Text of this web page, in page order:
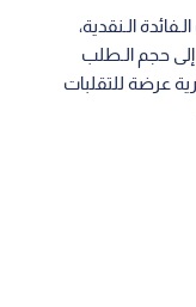
الـنقدية،
حجم الـطلب
عرضة للتقلبات